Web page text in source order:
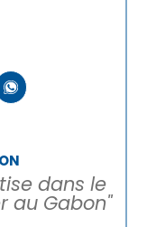
dans le
au Gabon"